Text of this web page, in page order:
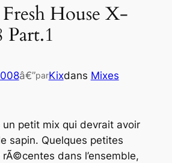
House X-
Part.1
â€”parKixdans Mixes
un petit mix qui devrait avoir
sapin. Quelques petites
dans l’ensemble,